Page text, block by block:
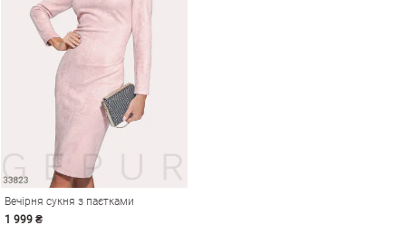
Вечірня сукня з паєтками
1 999 ₴